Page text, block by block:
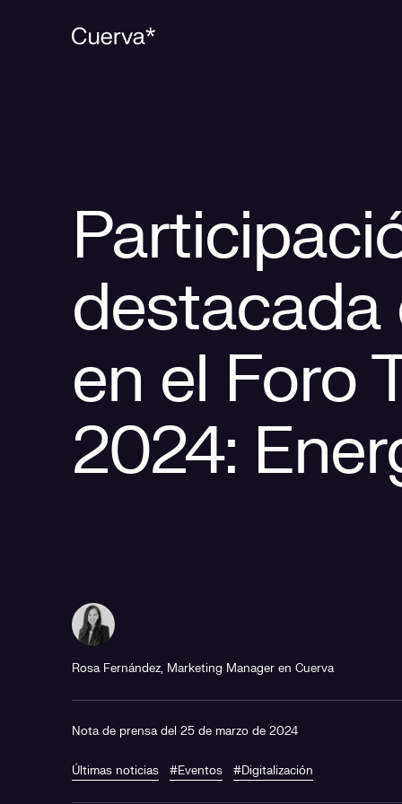
destacada
en el Foro
2024:
Rosa Fernández, Marketing Manager en Cuerva
Nota de prensa del 25 de marzo de 2024
Últimas noticias #Eventos #Digitalización